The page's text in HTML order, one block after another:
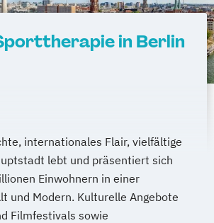
in Berlin
internationales Flair, vielfältige
lebt und präsentiert sich
Einwohnern in einer
und Modern. Kulturelle Angebote
Filmfestivals sowie